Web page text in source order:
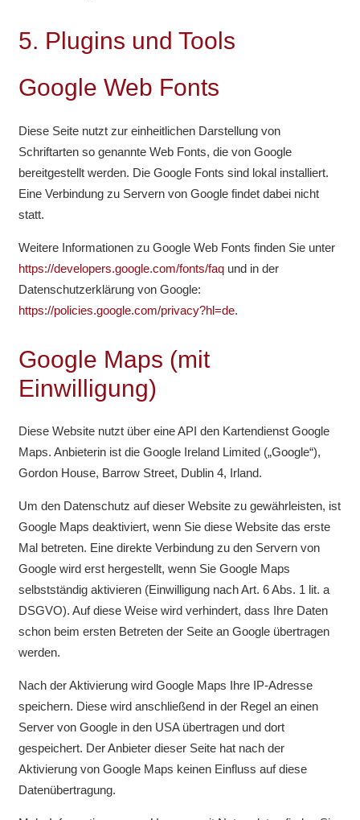
5. Plugins und Tools
Google Web Fonts
Diese Seite nutzt zur einheitlichen Darstellung von
Schriftarten so genannte Web Fonts, die von Google
bereitgestellt werden. Die Google Fonts sind lokal installiert.
Eine Verbindung zu Servern von Google findet dabei nicht
statt.
Weitere Informationen zu Google Web Fonts finden Sie unter
https://developers.google.com/fonts/faqund in der
Datenschutzerklärung von Google:
https://policies.google.com/privacy?hl=de.
Google Maps (mit
Einwilligung)
Diese Website nutzt über eine API den Kartendienst Google
Maps. Anbieterin ist die Google Ireland Limited („Google“),
Gordon House, Barrow Street, Dublin 4, Irland.
Um den Datenschutz auf dieser Website zu gewährleisten, ist
Google Maps deaktiviert, wenn Sie diese Website das erste
Mal betreten. Eine direkte Verbindung zu den Servern von
Google wird erst hergestellt, wenn Sie Google Maps
selbstständig aktivieren (Einwilligung nach Art. 6 Abs. 1 lit. a
DSGVO). Auf diese Weise wird verhindert, dass Ihre Daten
schon beim ersten Betreten der Seite an Google übertragen
werden.
Nach der Aktivierung wird Google Maps Ihre IP-Adresse
speichern. Diese wird anschließend in der Regel an einen
Server von Google in den USA übertragen und dort
gespeichert. Der Anbieter dieser Seite hat nach der
Aktivierung von Google Maps keinen Einfluss auf diese
Datenübertragung.